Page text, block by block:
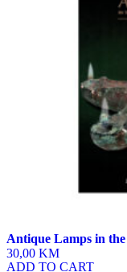
Antique Lamps in
30,00 KM
ADD TO CART